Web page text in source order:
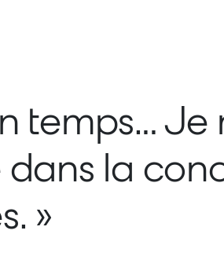
temps… Je
dans la
»